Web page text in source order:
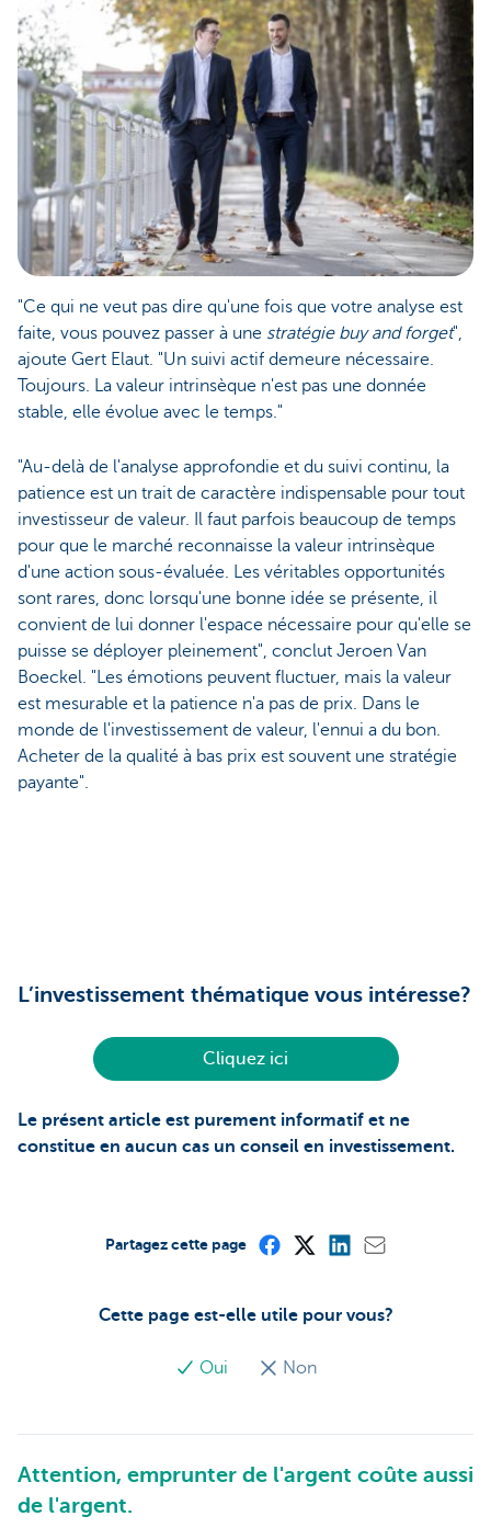
"Ce qui ne veut pas dire qu'une fois que votre analyse est
faite, vous pouvez passer à une stratégie buy and forget",
ajoute Gert Elaut. "Un suivi actif demeure nécessaire.
Toujours. La valeur intrinsèque n'est pas une donnée
stable, elle évolue avec le temps."
"Au-delà de l'analyse approfondie et du suivi continu, la
patience est un trait de caractère indispensable pour tout
investisseur de valeur. Il faut parfois beaucoup de temps
pour que le marché reconnaisse la valeur intrinsèque
d'une action sous-évaluée. Les véritables opportunités
sont rares, donc lorsqu'une bonne idée se présente, il
convient de lui donner l'espace nécessaire pour qu'elle se
puisse se déployer pleinement", conclut Jeroen Van
Boeckel. "Les émotions peuvent fluctuer, mais la valeur
est mesurable et la patience n'a pas de prix. Dans le
monde de l'investissement de valeur, l'ennui a du bon.
Acheter de la qualité à bas prix est souvent une stratégie
payante".
L’investissement thématique vous intéresse?
Cliquez ici
Le présent article est purement informatif et ne
constitue en aucun cas un conseil en investissement.
Cette page est-elle utile pour vous?
Oui Non
Partagez cette page
Attention, emprunter de l'argent coûte aussi
de l'argent.